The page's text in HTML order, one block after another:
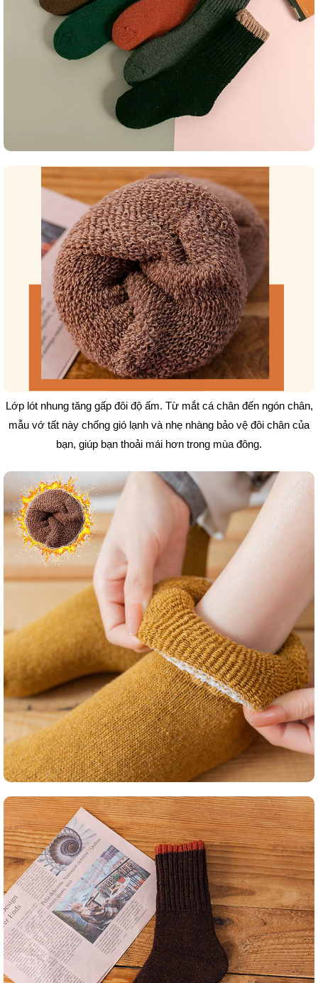
Lớp lót nhung tăng gấp đôi độ ấm. Từ mắt cá chân đến ngón chân,
mẫu vớ tất này chống gió lạnh và nhẹ nhàng bảo vệ đôi chân của
bạn, giúp bạn thoải mái hơn trong mùa đông.